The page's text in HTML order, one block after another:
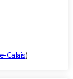
Calais)